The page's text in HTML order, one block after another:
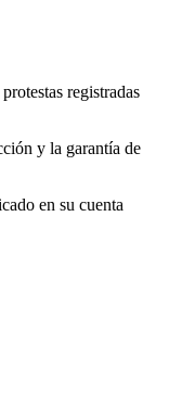
registradas
y la garantía de
en su cuenta